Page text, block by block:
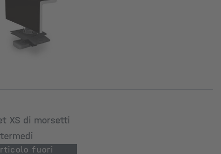
XS di morsetti
fuori